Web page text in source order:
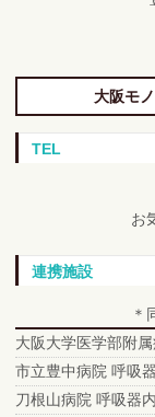
大阪モ
TEL
お
連携施設
＊
大阪大学医学部附
市立豊中病院 呼吸
刀根山病院 呼吸器